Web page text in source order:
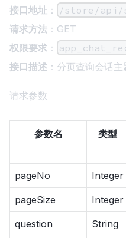
接口地址 ：
/store/api/
请求方法 ：GET
权限要求 ：
接口描述 ：分页查询会话
请求参数
参数名 类型
pageNo Integer
pageSize Integer
question String